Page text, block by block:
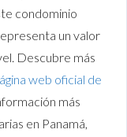
condominio
un valor
Descubre más
web oficial de
más
en Panamá,